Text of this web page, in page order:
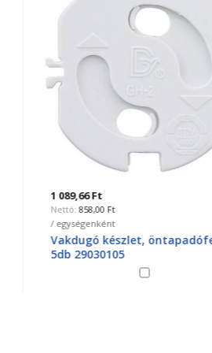
6 187,44 Ft
4 872,00 Ft
/ egységenként
Zsinórközi
500W, 230V~ 0792H